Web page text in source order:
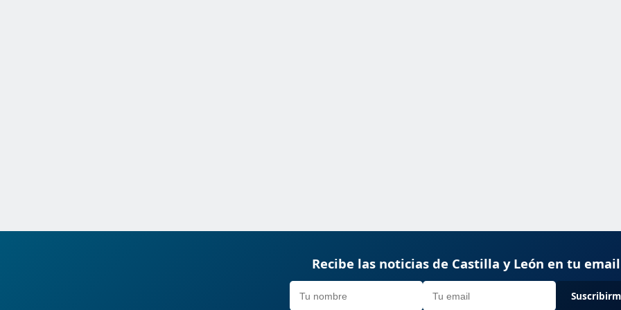
Recibe las noticias de Castilla y León en tu email